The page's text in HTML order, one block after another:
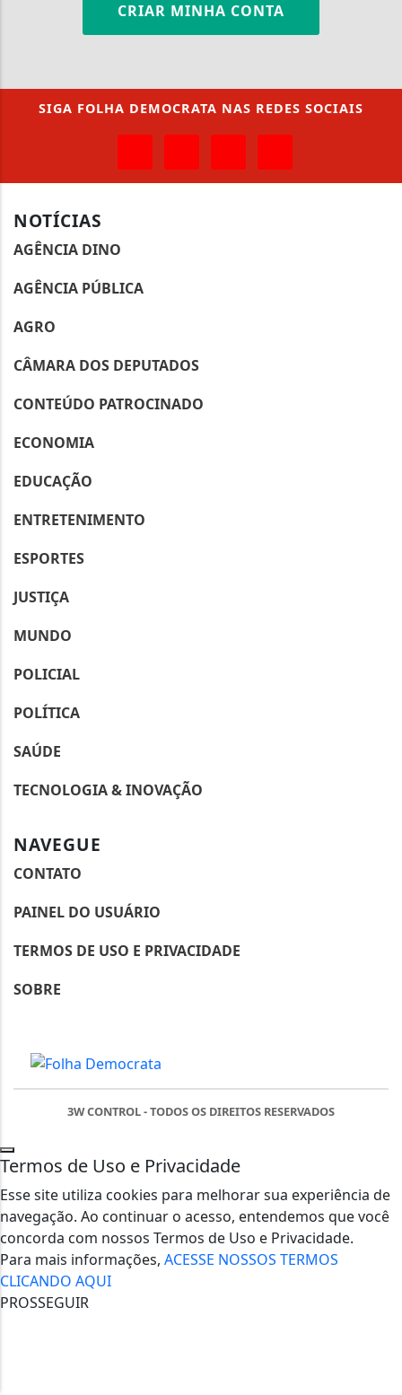
CRIAR MINHA CONTA
SIGA FOLHA DEMOCRATA NAS REDES SOCIAIS
NOTÍCIAS
AGÊNCIA DINO
AGÊNCIA PÚBLICA
AGRO
CÂMARA DOS DEPUTADOS
CONTEÚDO PATROCINADO
ECONOMIA
EDUCAÇÃO
ENTRETENIMENTO
ESPORTES
JUSTIÇA
MUNDO
POLICIAL
POLÍTICA
SAÚDE
TECNOLOGIA & INOVAÇÃO
NAVEGUE
CONTATO
PAINEL DO USUÁRIO
TERMOS DE USO E PRIVACIDADE
SOBRE
3W CONTROL - TODOS OS DIREITOS RESERVADOS
Termos de Uso e Privacidade
Esse site utiliza cookies para melhorar sua experiência de
navegação. Ao continuar o acesso, entendemos que você
concorda com nossos Termos de Uso e Privacidade.
Para mais informações, ACESSE NOSSOS TERMOS
CLICANDO AQUI
PROSSEGUIR